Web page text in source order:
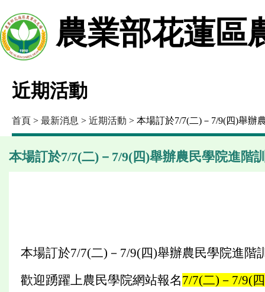
農業部花蓮區
近期活動
首頁 > 最新消息 > 近期活動 > 本場訂於7/7(二)－7/9(四)舉辦
本場訂於7/7(二)－7/9(四)舉辦農民學院進階
本場訂於7/7(二)－7/9(四)舉辦農民學院進階
歡迎踴躍上農民學院網站報名7/7(二)－7/9(